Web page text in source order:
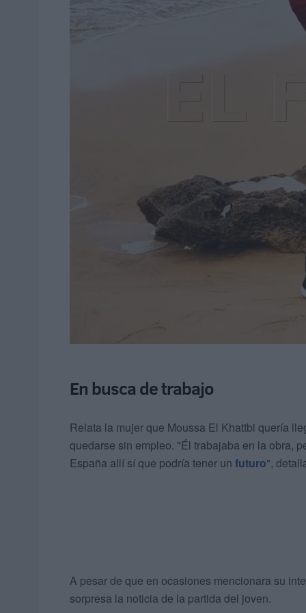
En busca de trabajo
Relata la mujer que Moussa El Khattbi quería
quedarse sin empleo. "Él trabajaba en la obra,
España allí sí que podría tener un futuro",
A pesar de que en ocasiones mencionara su
sorpresa la noticia de la partida del joven.